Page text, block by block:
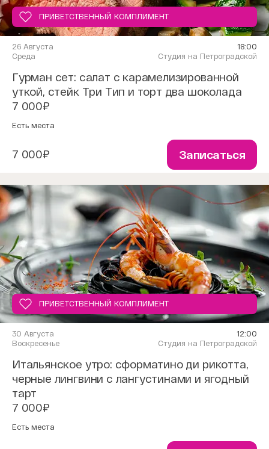
ПРИВЕТСТВЕННЫЙ КОМПЛИМЕНТ
26 Августа
Среда
18:00
Студия на Петроградской
Гурман сет: салат с карамелизированной
уткой, стейк Три Тип и торт два шоколада
7 000₽
Есть места
7 000₽ Записаться
ПРИВЕТСТВЕННЫЙ КОМПЛИМЕНТ
30 Августа
Воскресенье
12:00
Студия на Петроградской
Итальянское утро: cформатино ди рикотта,
черные лингвини с лангустинами и ягодный
тарт
7 000₽
Есть места